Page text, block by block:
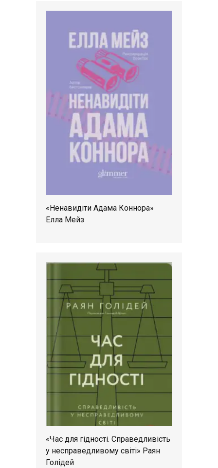
«Ненавидіти Адама Коннора»
Елла Мейз
«Час для гідності. Справедливість
у несправедливому світі» Раян
Голідей